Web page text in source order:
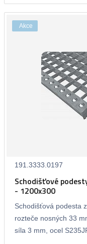
Akce
191.3333.0197
Schodišťové
- 1200x300
Schodišťová podesta
rozteče nosných 33
síla 3 mm, ocel